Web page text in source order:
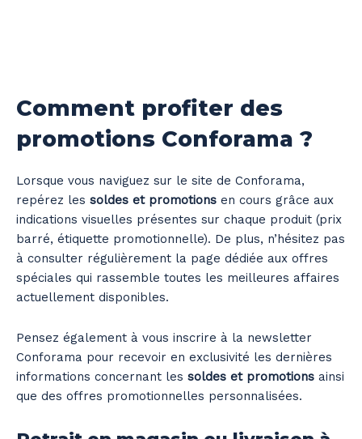
Comment profiter des
promotions Conforama ?
Lorsque vous naviguez sur le site de Conforama,
repérez les soldes et promotions en cours grâce aux
indications visuelles présentes sur chaque produit (prix
barré, étiquette promotionnelle). De plus, n’hésitez pas
à consulter régulièrement la page dédiée aux offres
spéciales qui rassemble toutes les meilleures affaires
actuellement disponibles.
Pensez également à vous inscrire à la newsletter
Conforama pour recevoir en exclusivité les dernières
informations concernant les soldes et promotions ainsi
que des offres promotionnelles personnalisées.